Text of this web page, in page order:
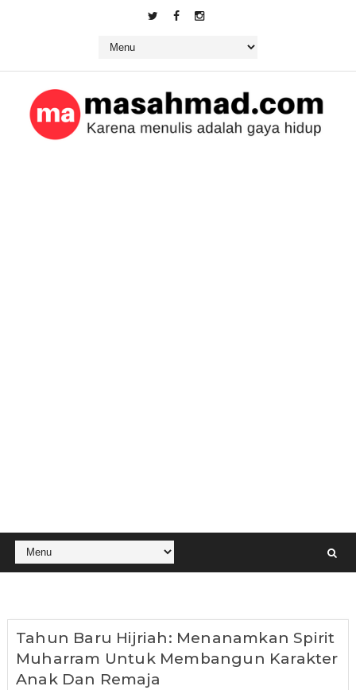
Tahun Baru Hijriah: Menanamkan Spirit
Muharram Untuk Membangun Karakter
Anak Dan Remaja